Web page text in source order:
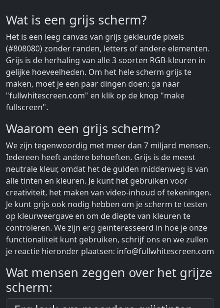
Wat is een grijs scherm?
Het is een leeg canvas van grijs gekleurde pixels
(#808080) zonder randen, letters of andere elementen.
Grijs is de herhaling van alle 3 soorten RGB-kleuren in
gelijke hoeveelheden. Om het hele scherm grijs te
maken, moet je een paar dingen doen: ga naar
"fullwhitescreen.com" en klik op de knop "make
fullscreen".
Waarom een grijs scherm?
We zijn tegenwoordig met meer dan 7 miljard mensen.
Iedereen heeft andere behoeften. Grijs is de meest
neutrale kleur, omdat het de gulden middenweg is van
alle tinten en kleuren. Je kunt het gebruiken voor
creativiteit, het maken van video-inhoud of tekeningen.
Je kunt grijs ook nodig hebben om je scherm te testen
op kleurweergave en om de diepte van kleuren te
controleren. We zijn erg geïnteresseerd in hoe je onze
functionaliteit kunt gebruiken, schrijf ons en we zullen
je reactie hieronder plaatsen: info@fullwhitescreen.com
Wat mensen zeggen over het grijze
scherm: